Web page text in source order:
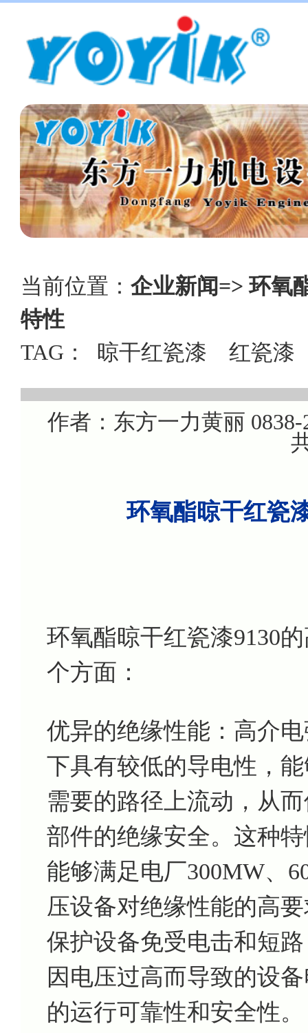
当前位置： 企业新闻=> 环氧
特性
TAG： 晾干红瓷漆 红瓷漆
作者：东方一力黄丽
环氧酯晾干红瓷
环氧酯晾干红瓷漆9130
个方面：
优异的绝缘性能：高介
下具有较低的导电性，
需要的路径上流动，从
部件的绝缘安全。这种
能够满足电厂300MW、
压设备对绝缘性能的高
保护设备免受电击和短
因电压过高而导致的设
的运行可靠性和安全性。